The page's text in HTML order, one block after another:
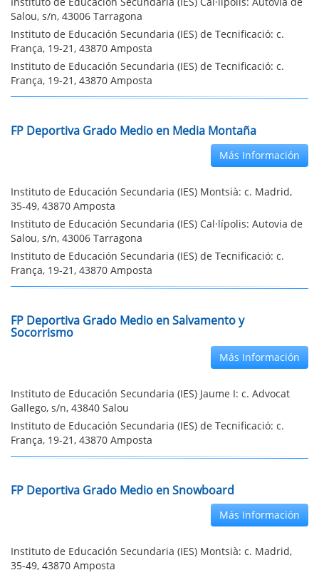
Salou, s/n, 43006 Tarragona
Instituto de Educación Secundaria (IES) de Tecnificació: c.
França, 19-21, 43870 Amposta
Instituto de Educación Secundaria (IES) de Tecnificació: c.
França, 19-21, 43870 Amposta
FP Deportiva Grado Medio en Media Montaña
Más Información
Instituto de Educación Secundaria (IES) Montsià: c. Madrid,
35-49, 43870 Amposta
Instituto de Educación Secundaria (IES) Cal·lípolis: Autovia de
Salou, s/n, 43006 Tarragona
Instituto de Educación Secundaria (IES) de Tecnificació: c.
França, 19-21, 43870 Amposta
FP Deportiva Grado Medio en Salvamento y
Socorrismo
Más Información
Instituto de Educación Secundaria (IES) Jaume I: c. Advocat
Gallego, s/n, 43840 Salou
Instituto de Educación Secundaria (IES) de Tecnificació: c.
França, 19-21, 43870 Amposta
FP Deportiva Grado Medio en Snowboard
Más Información
Instituto de Educación Secundaria (IES) Montsià: c. Madrid,
35-49, 43870 Amposta